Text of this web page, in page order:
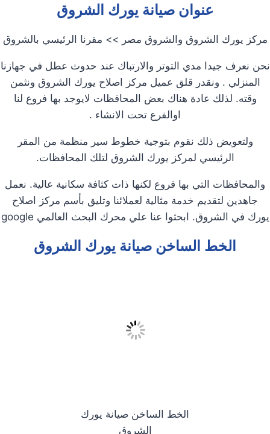
عنوان صيانة يورك الشروق
مركز يورك الشروق والشروق مصر >> مقرنا الرئيسي بالشروق
نحن نعرف جيدا مدي التوتر والارتباك عند حدوث عطل في جهازنا
المنزلي . ونقدر قلق عميل مركز اصلاح يورك الشروق ونثمن
وقته. لذلك عادة هناك بعض المحافظات لايوجد بها فروع لنا
اوالفرع تحت الانشاء .
ولتعويض ذلك نقوم بتوجية خطوط سير منظمة من المقر
الرئيسي لمركز يورك الشروق لتلك المحافظات.
والمحافظات التي بها فروع لكنها ذات كثافة سكانية عالية. نعمل
جاهدين لتقديم خدمة مثالية لعملائنا وتليق بأسم مركز اصلاح
يورك في الشروق. ابحثوا عنا علي محرك البحث العالمي google
الخط الساخن صيانة يورك الشروق
الخط الساخن صيانة يورك
الشروق